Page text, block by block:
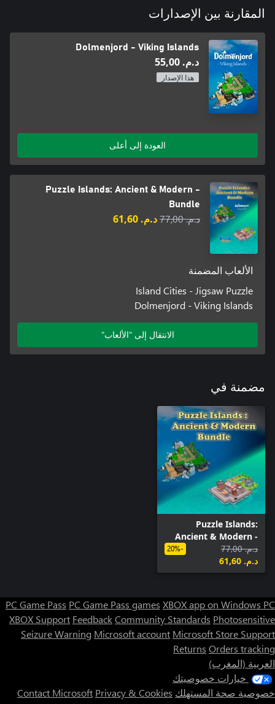
المقارنة بين الإصدارات
Dolmenjord - Viking Islands
د.م.‏ 55,00
هذا الإصدار
العودة إلى أعلى
Puzzle Islands: Ancient & Modern -
Bundle
د.م.‏ 77,00 د.م.‏ 61,60
الألعاب المضمنة
Island Cities - Jigsaw Puzzle
Dolmenjord - Viking Islands
الانتقال إلى "الألعاب"
مضمنة في
Puzzle Islands:
Ancient & Modern -
Bundle
د.م.‏ 77,00
د.م.‏ 61,60
-20%
PC Game Pass PC Game Pass games XBOX app on Windows PC
XBOX Support FeedbackCommunity Standards Photosensitive
Seizure Warning Microsoft account Microsoft Store Support
Returns Orders tracking
العربية (المغرب)
خيارات خصوصيتك
خصوصية صحة المستهلك
Contact Microsoft Privacy & Cookies